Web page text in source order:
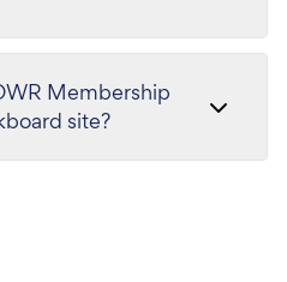
Membership
site?